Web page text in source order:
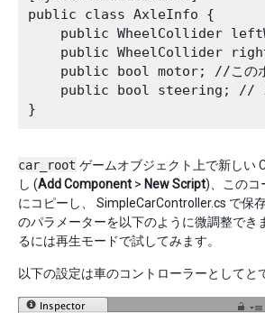
public class AxleInfo {
public WheelCollider
public WheelCollider
public bool motor; //このホ
public bool steering; // こ
car_root ゲームオブジェクト上で新しい
し (Add Component > New Script)、このコ
にコピーし、 SimpleCarController.cs で保
のパラメーターを以下のように微調整でき
るには再生モードで試してみます。
以下の設定は車のコントローラーとしてと